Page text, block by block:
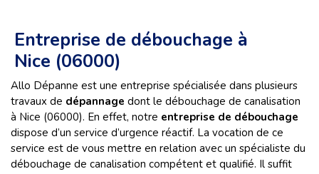
Entreprise de débouchage à
Nice (06000)
Allo Dépanne est une entreprise spécialisée dans plusieurs
travaux de dépannage dont le débouchage de canalisation
à Nice (06000). En effet, notre entreprise de débouchage
dispose d’un service d’urgence réactif. La vocation de ce
service est de vous mettre en relation avec un spécialiste du
débouchage de canalisation compétent et qualifié. Il suffit